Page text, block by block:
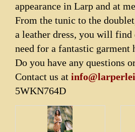
appearance in Larp and at
From the tunic to the
a leather dress, you will find
need for a fantastic garment
Do you have any questions
Contact us at
5WKN764D